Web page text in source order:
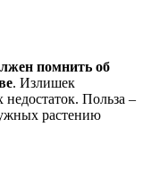
помнить об
. Излишек
недостаток. Польза –
растению